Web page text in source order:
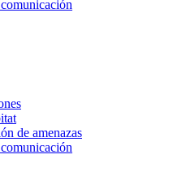
de amenazas